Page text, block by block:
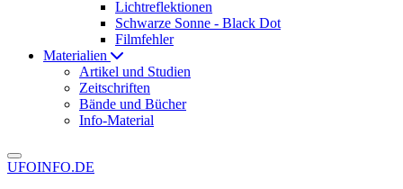
Lichtreflektionen
Schwarze Sonne - Black Dot
Filmfehler
Materialien
Artikel und Studien
Zeitschriften
Bände und Bücher
Info-Material
UFOINFO.DE